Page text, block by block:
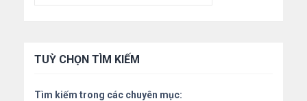
TUỲ CHỌN TÌM KIẾM
Tìm kiếm trong các chuyên mục: